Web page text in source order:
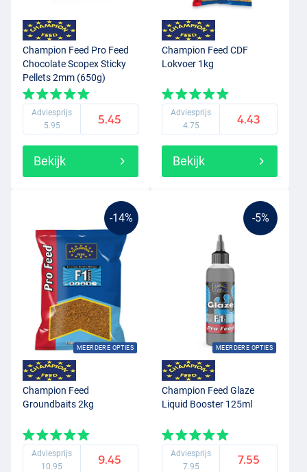
Champion Feed Pro Feed
Chocolate Scopex Sticky
Pellets 2mm (650g)
Adviesprijs
5.95
5.45
Bekijk
Champion Feed CDF
Lokvoer 1kg
Adviesprijs
4.75
4.43
Bekijk
-14%
MEERDERE OPTIES
Champion Feed
Groundbaits 2kg
Adviesprijs
10.95
9.45
-5%
MEERDERE OPTIES
Champion Feed Glaze
Liquid Booster 125ml
Adviesprijs
7.95
7.55